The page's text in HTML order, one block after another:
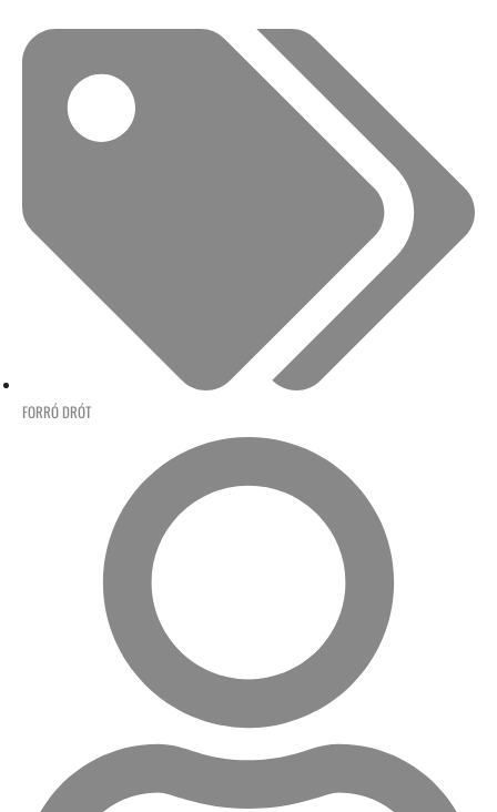
FORRÓ DRÓT